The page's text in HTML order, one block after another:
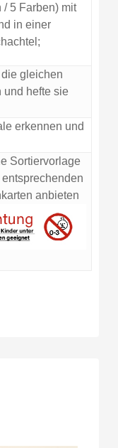
/ 5 Farben) mit
in einer
die gleichen
und hefte sie
erkennen und
Sortiervorlage
entsprechenden
anbieten